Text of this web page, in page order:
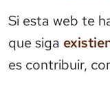
Si esta web te
que siga
es contribuir,